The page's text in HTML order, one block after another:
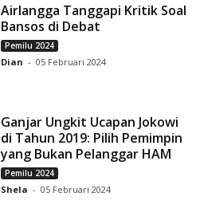
Airlangga Tanggapi Kritik Soal
Bansos di Debat
Pemilu 2024
Dian - 05 Februari 2024
Ganjar Ungkit Ucapan Jokowi
di Tahun 2019: Pilih Pemimpin
yang Bukan Pelanggar HAM
Pemilu 2024
Shela - 05 Februari 2024